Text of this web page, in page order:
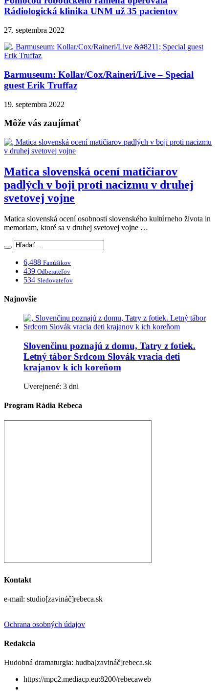
Rádiologická klinika UNM už 35 pacientov
27. septembra 2022
Barmuseum: Kollar/Cox/Raineri/Live – Special
guest Erik Truffaz
19. septembra 2022
Môže vás zaujímať
Matica slovenská ocení matičiarov
padlých v boji proti nacizmu v druhej
svetovej vojne
Matica slovenská ocení osobnosti slovenského kultúrneho života in
memoriam, ktoré sa v druhej svetovej vojne …
6,488 Fanúšikov
439 Odberateľov
534 Sledovateľov
Najnovšie
Slovenčinu poznajú z domu, Tatry z fotiek.
Letný tábor Srdcom Slovák vracia deti
krajanov k ich koreňom
Uverejnené: 3 dni
Program Rádia Rebeca
Kontakt
e-mail: studio[zavináč]rebeca.sk
Ochrana osobných údajov
Redakcia
Hudobná dramaturgia: hudba[zavináč]rebeca.sk
https://mpc2.mediacp.eu:8200/rebecaweb